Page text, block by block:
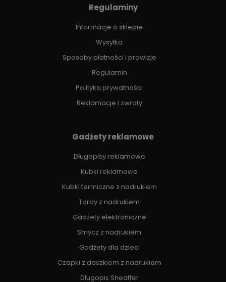
Regulaminy
Informacje o sklepie
Wysyłka
Sposoby płatności i prowizje
Regulamin
Polityka prywatności
Reklamacje i zwroty
Gadżety reklamowe
Długopisy reklamowe
Kubki reklamowe
Kubki termiczne z nadrukiem
Torby z nadrukiem
Gadżety elektroniczne
Smycz z nadrukiem
Gadżety dla dzieci
Czapki z daszkiem z nadrukiem
Długopis Sheaffer